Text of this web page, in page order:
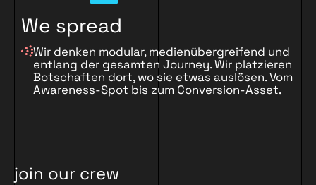
We spread
Wir denken modular, medienübergreifend und
entlang der gesamten Journey. Wir platzieren
Botschaften dort, wo sie etwas auslösen. Vom
Awareness-Spot bis zum Conversion-Asset.
join our crew